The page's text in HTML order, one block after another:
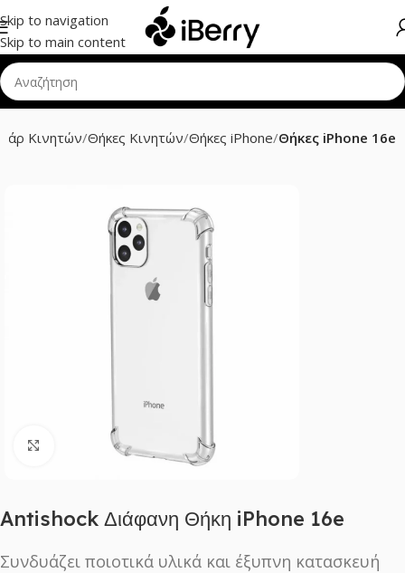
Skip to navigation
Skip to main content
Κινητών Θήκες Κινητών Θήκες iPhone Θήκες iPhone 16e
Click to enlarge
Antishock Διάφανη Θήκη iPhone 16e
Συνδυάζει ποιοτικά υλικά και έξυπνη κατασκευή